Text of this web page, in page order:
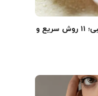
تشخیص مروارید اصل از تقلبی؛ ۱۱ روش سریع و